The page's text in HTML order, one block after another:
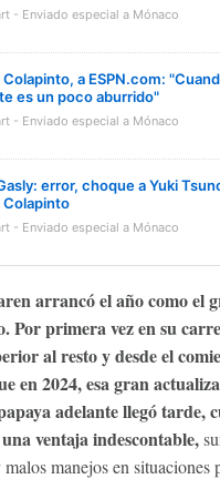
- Enviado especial a Mónaco
a ESPN.com:
es un poco aburrido"
- Enviado especial a Mónaco
error, choque a Yuki
Colapinto
- Enviado especial a Mónaco
arrancó el año como el
Por primera vez en su
al resto y desde el
en 2024, esa gran
adelante llegó tarde,
ventaja indescontable,
manejos en situaciones